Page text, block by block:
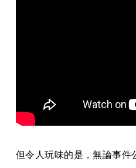
但令人玩味的是，無論事件